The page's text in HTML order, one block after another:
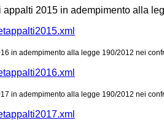
2015 in adempimento alla
in adempimento alla legge 190/2012 nei
in adempimento alla legge 190/2012 nei